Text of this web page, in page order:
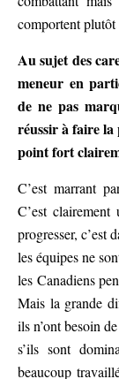
comportent plutôt
Au sujet des
meneur en
de ne pas
réussir à faire la
point fort
C’est marrant
C’est
progresser, c’est
les équipes ne
les Canadiens
Mais la grande
ils n’ont besoin
s’ils sont
beaucoup